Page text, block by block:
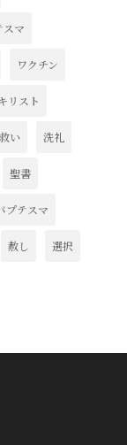
スマ
ワクチン
リスト
救い 洗礼
聖書
プテスマ
赦し 選択